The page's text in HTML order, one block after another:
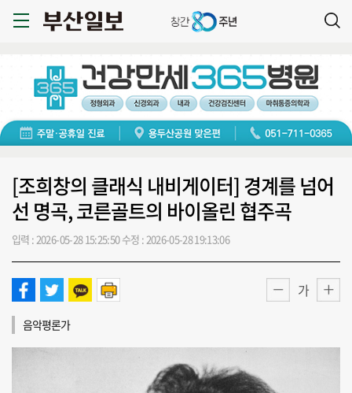
[조희창의 클래식 내비게이터] 경계를 넘어
선 명곡, 코른골트의 바이올린 협주곡
입력 : 2026-05-28 15:25:50수정 : 2026-05-28 19:13:06
가
음악평론가